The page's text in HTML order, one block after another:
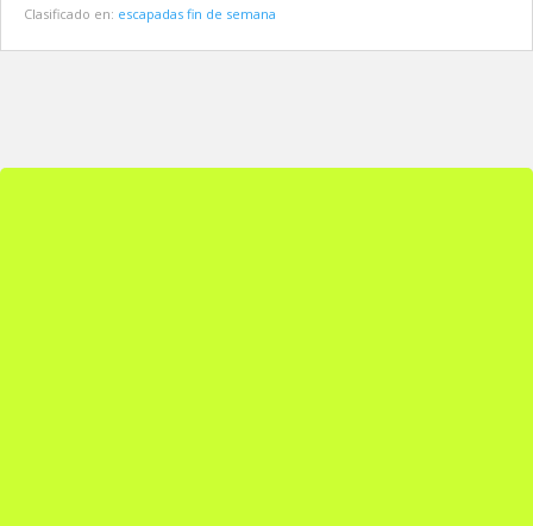
Clasificado en: escapadas fin de semana